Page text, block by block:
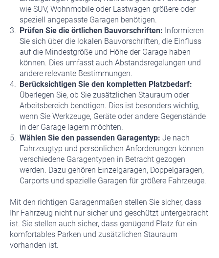
wie SUV, Wohnmobile oder Lastwagen größere oder
speziell angepasste Garagen benötigen.
Prüfen Sie die örtlichen Bauvorschriften: Informieren
Sie sich über die lokalen Bauvorschriften, die Einfluss
auf die Mindestgröße und Höhe der Garage haben
können. Dies umfasst auch Abstandsregelungen und
andere relevante Bestimmungen.
Berücksichtigen Sie den kompletten Platzbedarf:
Überlegen Sie, ob Sie zusätzlichen Stauraum oder
Arbeitsbereich benötigen. Dies ist besonders wichtig,
wenn Sie Werkzeuge, Geräte oder andere Gegenstände
in der Garage lagern möchten.
Wählen Sie den passenden Garagentyp: Je nach
Fahrzeugtyp und persönlichen Anforderungen können
verschiedene Garagentypen in Betracht gezogen
werden. Dazu gehören Einzelgaragen, Doppelgaragen,
Carports und spezielle Garagen für größere Fahrzeuge.
Mit den richtigen Garagenmaßen stellen Sie sicher, dass
Ihr Fahrzeug nicht nur sicher und geschützt untergebracht
ist. Sie stellen auch sicher, dass genügend Platz für ein
komfortables Parken und zusätzlichen Stauraum
vorhanden ist.